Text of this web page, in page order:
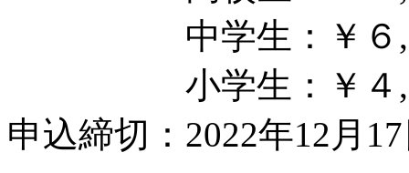
中学生：￥６,
小学生：￥４,
申込締切：2022年12月